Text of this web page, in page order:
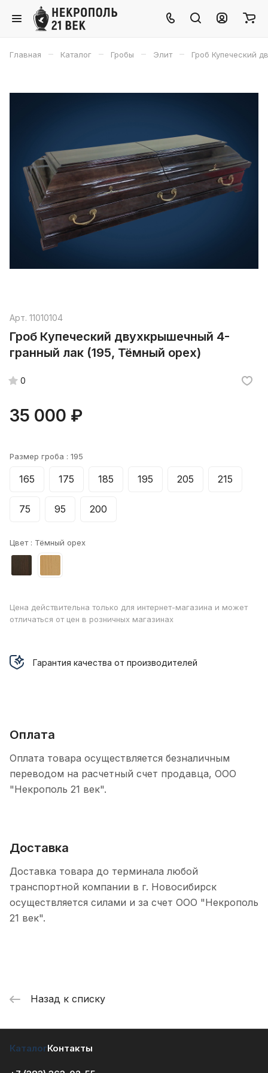
Главная – Каталог – Гробы – Элит – Гроб Купеческий
Арт. 11010104
Гроб Купеческий двухкрышечный 4-
гранный лак (195, Тёмный орех)
0
35 000 ₽
Размер гроба : 195
165 175 185 195 205 215
75 95 200
Цвет : Тёмный орех
Цена действительна только для интернет-магазина и может
отличаться от цен в розничных магазинах
Гарантия качества от производителей
Оплата
Оплата товара осуществляется безналичным
переводом на расчетный счет продавца, ООО
"Некрополь 21 век".
Доставка
Доставка товара до терминала любой
транспортной компании в г. Новосибирск
осуществляется силами и за счет ООО "Некрополь
21 век".
Назад к списку
КаталогКонтакты